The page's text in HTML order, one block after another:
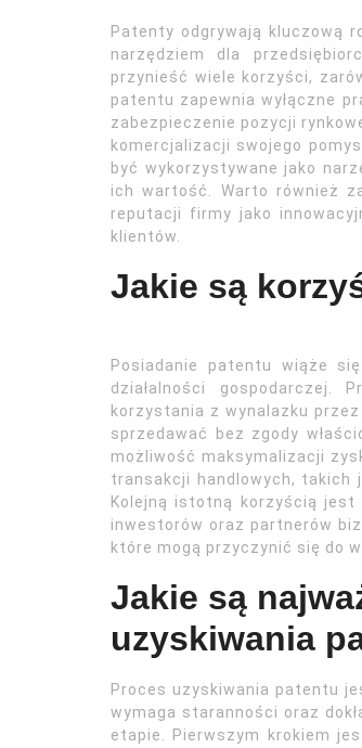
Patenty odgrywają kluczową
narzędziem dla
przynieść wiele korzyści,
patentu zapewnia wyłączne
zabezpieczenie pozycji
komercjalizacji swojego
być wykorzystywane jako
ich wartość. Warto również
reputacji firmy jako
klientów.
Jakie są
Posiadanie patentu wiąże
działalności gospodarczej.
korzystania z wynalazku
sprzedawać bez zgody
możliwość maksymalizacji
transakcji handlowych, takich
Kolejną istotną korzyścią
inwestorów oraz partnerów
które mogą przyczynić się do
Jakie są
uzyskiwania
Proces uzyskiwania patentu
wymaga staranności oraz
etapie. Pierwszym krokiem